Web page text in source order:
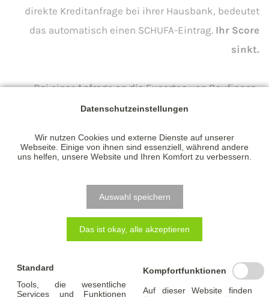
direkte Kreditanfrage bei ihrer Hausbank, bedeutet
das automatisch einen SCHUFA-Eintrag. Ihr Score
sinkt.
Bei einer Anfrage an die Experten von Baufinanz-
Berater® erfolgt der SCHUFA-Eintrag erst, wenn
Alle davor stattfindenden Beratungen und Planungen
sind bis dahin für Ihre Kreditwürdigkeit nicht von
Bedeutung. Denn wir achten darauf, dass wir
Vergleichsangebote nur über schufaneutrale
Datenschutzeinstellungen
Wir nutzen Cookies und externe Dienste auf unserer
Webseite. Einige von ihnen sind essenziell, während andere
uns helfen, unsere Website und Ihren Komfort zu verbessern.
Auswahl speichern
Das ist okay, alle akzeptieren
Standard
Tools, die wesentliche
Services und Funktionen
Kompfortfunktionen
Auf dieser Website finden